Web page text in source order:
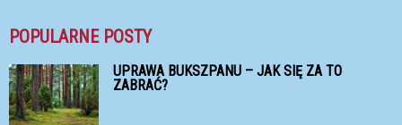
POPULARNE POSTY
UPRAWA BUKSZPANU – JAK SIĘ ZA TO
ZABRAĆ?